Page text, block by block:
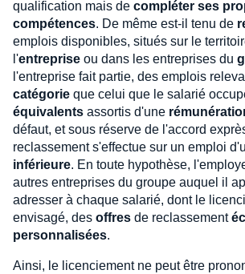
qualification mais de compléter ses
compétences. De même est-il tenu de
emplois disponibles, situés sur le
l'entreprise ou dans les entreprises du
l'entreprise fait partie, des emplois
catégorie que celui que le salarié
équivalents assortis d'une
défaut, et sous réserve de l'accord
reclassement s'effectue sur un emploi
inférieure. En toute hypothèse,
autres entreprises du groupe auquel il
adresser à chaque salarié, dont le
envisagé, des offres de reclassement
personnalisées.
Ainsi, le licenciement ne peut être